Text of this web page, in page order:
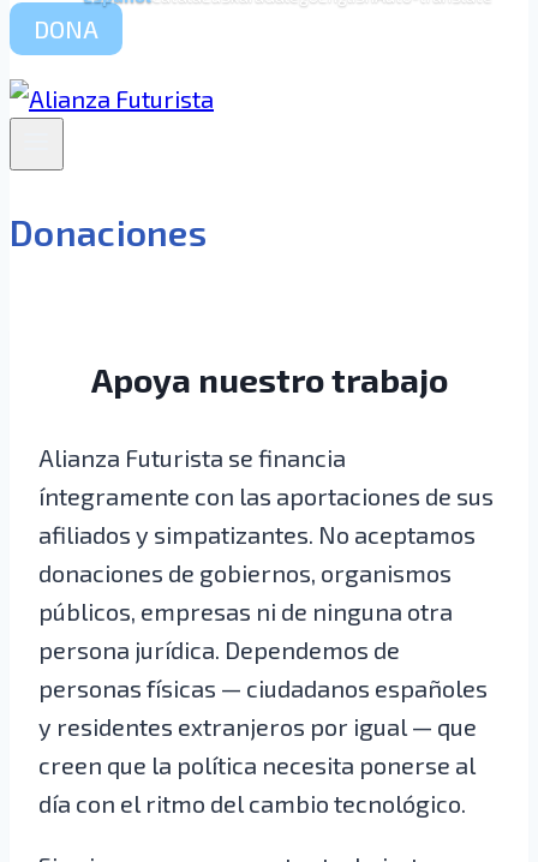
DONA
Donaciones
Apoya nuestro trabajo
Alianza Futurista se financia
íntegramente con las aportaciones de sus
afiliados y simpatizantes. No aceptamos
donaciones de gobiernos, organismos
públicos, empresas ni de ninguna otra
persona jurídica. Dependemos de
personas físicas — ciudadanos españoles
y residentes extranjeros por igual — que
creen que la política necesita ponerse al
día con el ritmo del cambio tecnológico.